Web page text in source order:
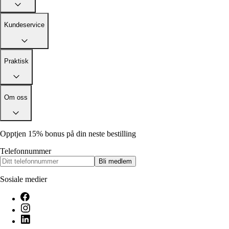
Klær
Informasjon
Tilbehør
Tips og triks
Lukk
Alle artikler
Klær
Reise
Tilbehør
Tips og triks
Målsøm
Lukk
Kundeservice
Praktisk
Om oss
Opptjen 15% bonus på din neste bestilling
Telefonnummer
Bli medlem
Sosiale medier